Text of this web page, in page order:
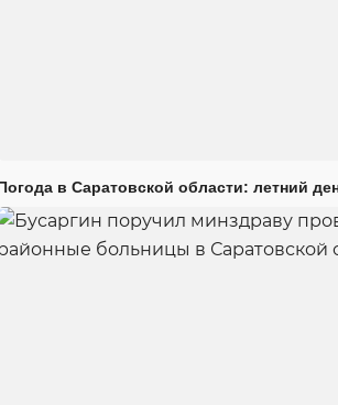
в Саратовской области: летний